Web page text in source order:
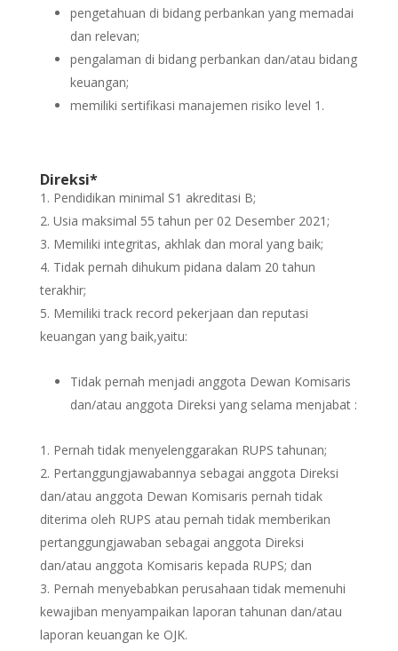
pengetahuan di bidang perbankan yang memadai
dan relevan;
pengalaman di bidang perbankan dan/atau bidang
keuangan;
memiliki sertifikasi manajemen risiko level 1.
Direksi*
Pendidikan minimal S1 akreditasi B;
Usia maksimal 55 tahun per 02 Desember 2021;
Memiliki integritas, akhlak dan moral yang baik;
Tidak pernah dihukum pidana dalam 20 tahun
terakhir;
Memiliki track record pekerjaan dan reputasi
keuangan yang baik,yaitu:
Tidak pernah menjadi anggota Dewan Komisaris
dan/atau anggota Direksi yang selama menjabat :
Pernah tidak menyelenggarakan RUPS tahunan;
Pertanggungjawabannya sebagai anggota Direksi
dan/atau anggota Dewan Komisaris pernah tidak
diterima oleh RUPS atau pernah tidak memberikan
pertanggungjawaban sebagai anggota Direksi
dan/atau anggota Komisaris kepada RUPS; dan
Pernah menyebabkan perusahaan tidak memenuhi
kewajiban menyampaikan laporan tahunan dan/atau
laporan keuangan ke OJK.